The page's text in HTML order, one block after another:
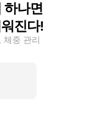
걸려! 폭풍감량
하나면
진다!
체중 관리